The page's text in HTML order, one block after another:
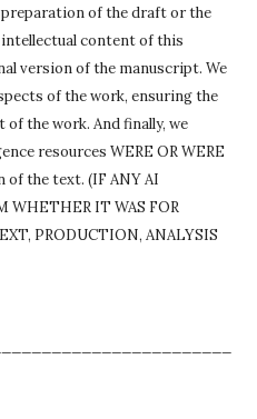
of the draft or the
content of this
version of the manuscript. We
of the work, ensuring the
of the work. And finally, we
resources WERE OR WERE
of the text. (IF ANY AI
WHETHER IT WAS FOR
PRODUCTION, ANALYSIS